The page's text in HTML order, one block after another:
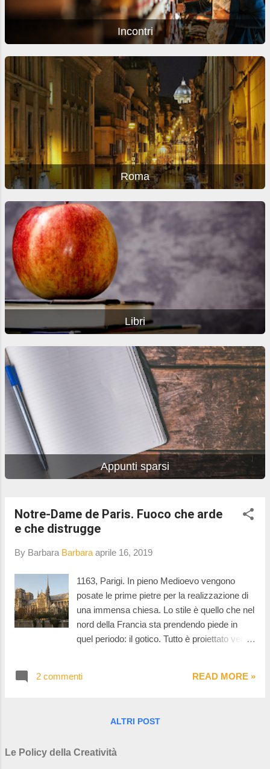
Incontri
Roma
Libri
Appunti sparsi
Notre-Dame de Paris. Fuoco che arde
e che distrugge
By Barbara Barbara aprile 16, 2019
1163, Parigi. In pieno Medioevo vengono
posate le prime pietre per la realizzazione di
una immensa chiesa. Lo stile è quello che nel
nord della Francia sta prendendo piede in
quel periodo: il gotico. Tutto è proiettato verso
insieme di contrafforti che alleggeriscono le
numero di aperture ornate, poi, con vetrate
Notre-Dame de Paris. Una storia complicata
2 commenti READ MORE »
ALTRI POST
Le Policy della Creatività